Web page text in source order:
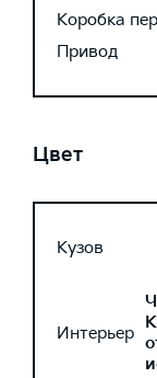
Коробка
Привод
Цвет
Кузов
Интерьер